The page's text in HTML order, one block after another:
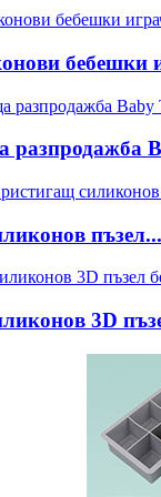
бебешки
разпродажба
пъзел...
3D